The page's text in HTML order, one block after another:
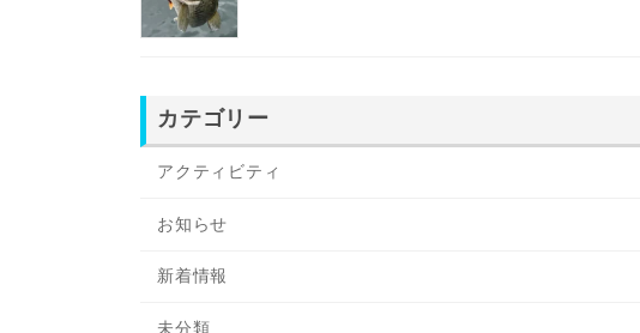
カテゴリー
アクティビティ
お知らせ
新着情報
未分類